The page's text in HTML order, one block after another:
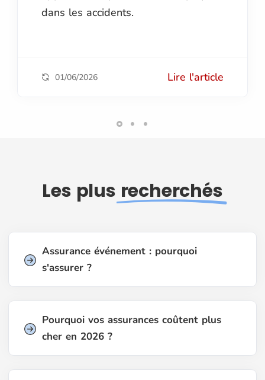
dans les accidents.
01/06/2026 Lire l'article
Les plus recherchés
Assurance événement : pourquoi
s'assurer ?
Pourquoi vos assurances coûtent plus
cher en 2026 ?